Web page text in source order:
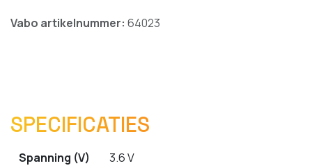
Vabo artikelnummer: 64023
SPECIFICATIES
Spanning (V) 3.6 V